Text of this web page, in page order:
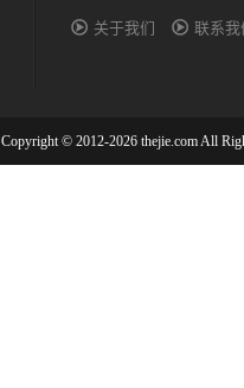
关于我们 联系我
Copyright © 2012-2026 thejie.com All